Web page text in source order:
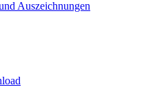
Auszeichnungen